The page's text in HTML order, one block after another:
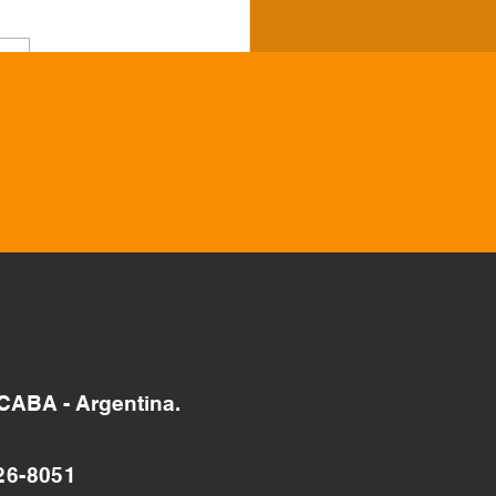
- Argentina.
8051